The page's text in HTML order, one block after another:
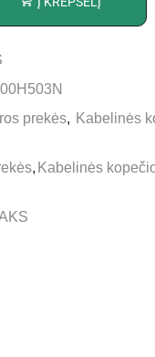
prekės, Kabelinės
, Kabelinės